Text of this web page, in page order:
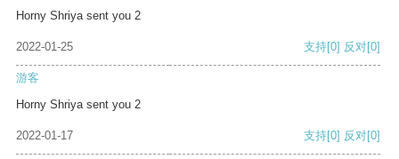
Horny Shriya sent you 2
2022-01-25 支持[0] 反对[0]
游客
Horny Shriya sent you 2
2022-01-17 支持[0] 反对[0]